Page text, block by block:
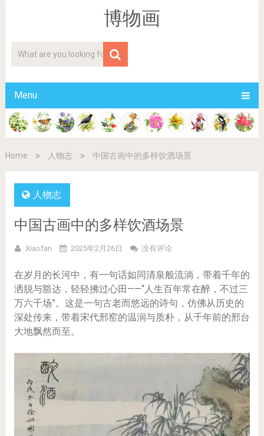
博物画
Menu
Home 人物志 中国古画中的多样饮酒场景
人物志
中国古画中的多样饮酒场景
Xiaofan 2025年2月26日 没有评论
在岁月的长河中，有一句话如同清泉般流淌，带着千年的
洒脱与豁达，轻轻拂过心田——“人生百年常在醉，不过三
万六千场”。这是一句古老而悠远的诗句，仿佛从历史的
深处传来，带着宋代邢窑的温润与质朴，从千年前的邢台
大地飘然而至。